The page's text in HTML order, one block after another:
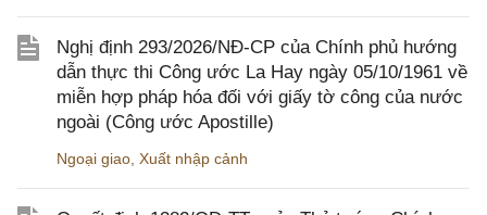
Nghị định 293/2026/NĐ-CP của Chính phủ hướng
dẫn thực thi Công ước La Hay ngày 05/10/1961 về
miễn hợp pháp hóa đối với giấy tờ công của nước
ngoài (Công ước Apostille)
Ngoại giao Xuất nhập cảnh